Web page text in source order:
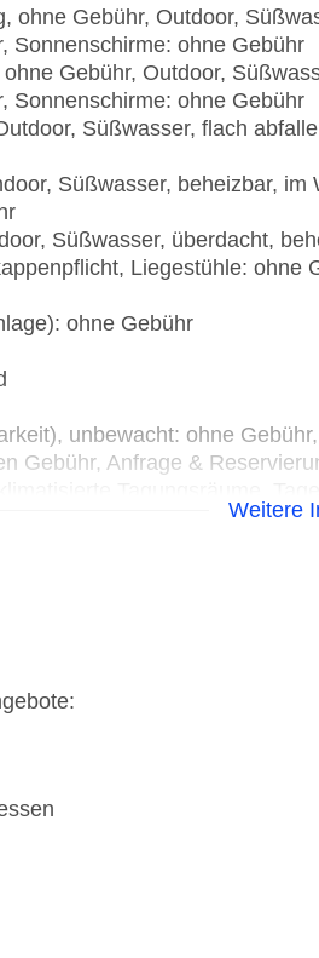
ohne Gebühr, Outdoor,
Sonnenschirme: ohne Gebühr
Gebühr, Outdoor,
Sonnenschirme: ohne Gebühr
Süßwasser, flach
Süßwasser, beheizbar, im
Süßwasser, überdacht,
Liegestühle: ohne
ohne Gebühr
unbewacht: ohne
Gebühr, Anfrage &
Coffee Breaks: gegen
Weitere